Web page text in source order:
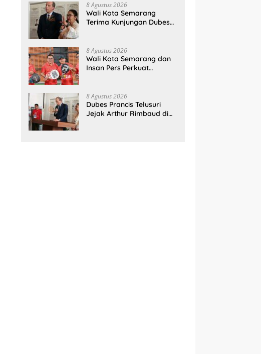
8 Agustus 2026
Wali Kota Semarang
Terima Kunjungan Dubes
8 Agustus 2026
Wali Kota Semarang dan
Insan Pers Perkuat
8 Agustus 2026
Dubes Prancis Telusuri
Jejak Arthur Rimbaud di